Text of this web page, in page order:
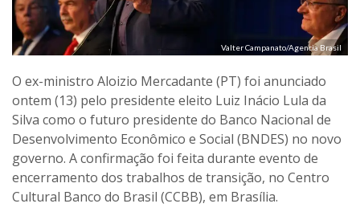
Valter Campanato/Agencia Brasil
O ex-ministro Aloizio Mercadante (PT) foi anunciado
ontem (13) pelo presidente eleito Luiz Inácio Lula da
Silva como o futuro presidente do Banco Nacional de
Desenvolvimento Econômico e Social (BNDES) no novo
governo. A confirmação foi feita durante evento de
encerramento dos trabalhos de transição, no Centro
Cultural Banco do Brasil (CCBB), em Brasília.